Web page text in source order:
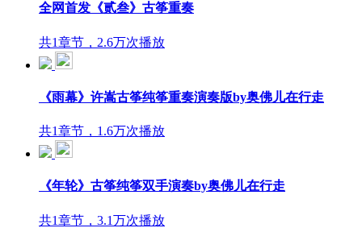
全网首发《贰叁》古筝重奏
共1章节，2.6万次播放
《雨幕》许嵩古筝纯筝重奏演奏版by奥佛儿在行走
共1章节，1.6万次播放
《年轮》古筝纯筝双手演奏by奥佛儿在行走
共1章节，3.1万次播放